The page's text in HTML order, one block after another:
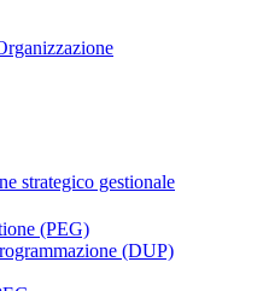
strategico gestionale
(PEG)
(DUP)